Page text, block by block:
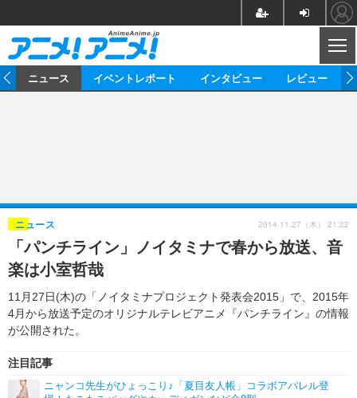
ゲーム グッズ
イベント
海外イベント ビジネス
俳優・タレント アーティスト
ビジネス
アニメ 実写
書評
ゲーム 座談会
動画
アニメ！アニメ！TV ABEMA Cafe
ニュース イベントレポート インタビュー レビュー
「パンチライン」ノイタミナで春から放送、音
楽は小室哲哉
11月27日(木)の「ノイタミナプロジェクト発表会2015」で、2015年
4月から放送予定のオリジナルテレビアニメ『パンチライン』の情報
が公開された。
ニュース
注目記事
ニャンコ先生がひょっこり♪「夏目友人帳」コラボアパレル登
2014.11.27（木） 21:22